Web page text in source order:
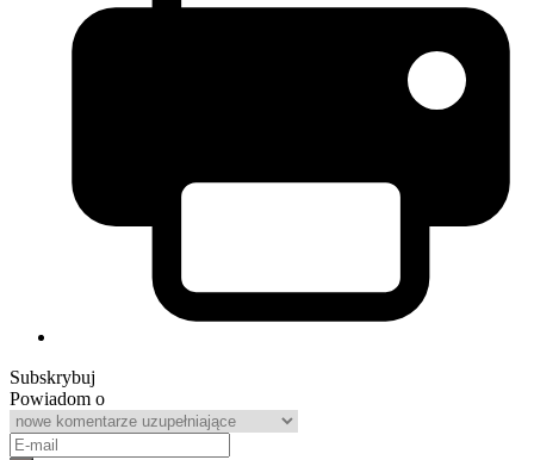
Subskrybuj
Powiadom o